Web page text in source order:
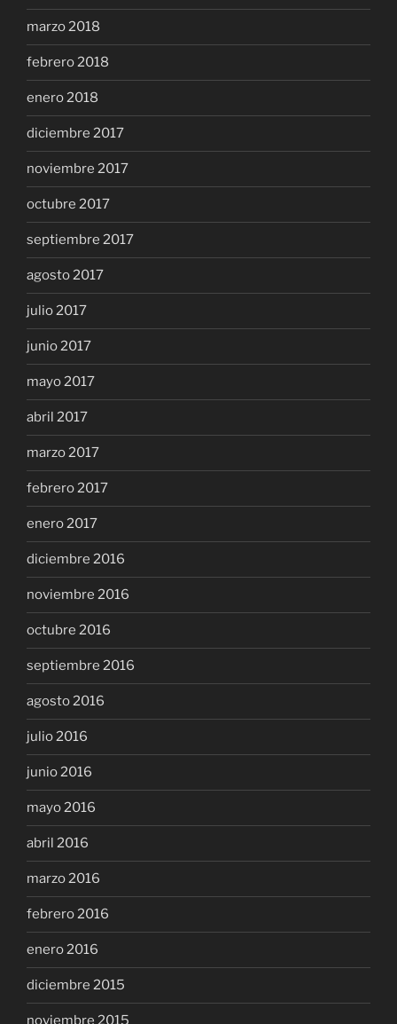
marzo 2018
febrero 2018
enero 2018
diciembre 2017
noviembre 2017
octubre 2017
septiembre 2017
agosto 2017
julio 2017
junio 2017
mayo 2017
abril 2017
marzo 2017
febrero 2017
enero 2017
diciembre 2016
noviembre 2016
octubre 2016
septiembre 2016
agosto 2016
julio 2016
junio 2016
mayo 2016
abril 2016
marzo 2016
febrero 2016
enero 2016
diciembre 2015
noviembre 2015